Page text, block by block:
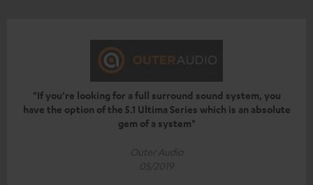
"If you’re looking for a full surround sound system, you
have the option of the 5.1 Ultima Series which is an absolute
gem of a system"
Outer Audio
05/2019